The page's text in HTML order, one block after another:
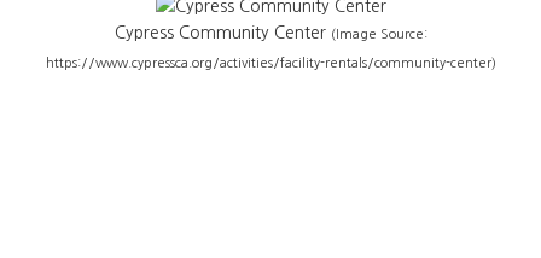
Cypress Community Center (Image Source:
https://www.cypressca.org/activities/facility-rentals/community-center)